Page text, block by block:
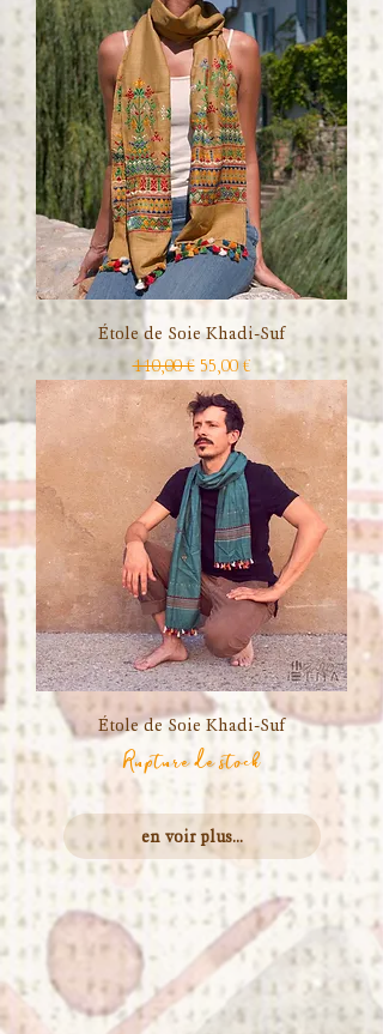
Étole de Soie Khadi-Suf
Prix original
110,00 € Prix promotionnel
55,00 €
Étole de Soie Khadi-Suf
Rupture de stock
en voir plus...